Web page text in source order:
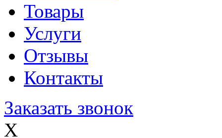
Товары
Услуги
Отзывы
Контакты
Заказать звонок
X